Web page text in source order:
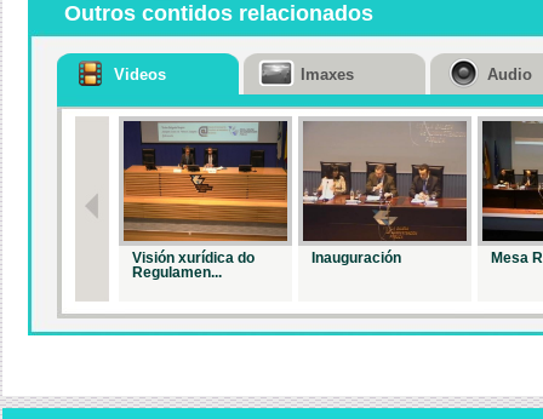
Outros contidos relacionados
Videos
Visión xurídica do
Regulamen...
Inauguración Mesa
Imaxes Audio